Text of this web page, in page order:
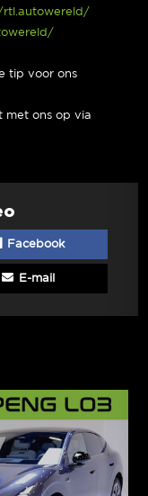
rtl.autowereld/
tip voor ons
met ons op via
Facebook
E-mail